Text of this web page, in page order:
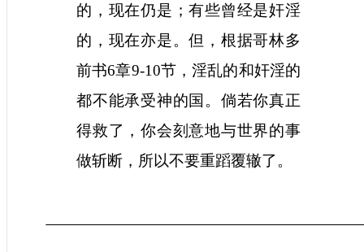
的，现在仍是；有些曾经是奸淫
的，现在亦是。但，根据哥林多
前书6章9-10节，淫乱的和奸淫的
都不能承受神的国。倘若你真正
得救了，你会刻意地与世界的事
做斩断，所以不要重蹈覆辙了。